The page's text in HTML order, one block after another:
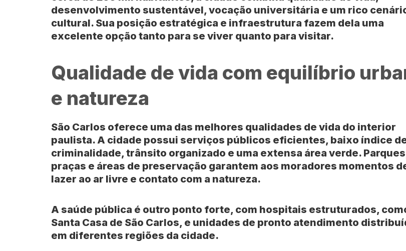
desenvolvimento sustentável, vocação universitária e um rico
cultural. Sua posição estratégica e infraestrutura fazem dela uma
excelente opção tanto para se viver quanto para visitar.
Qualidade de vida com equilíbrio
e natureza
São Carlos oferece uma das melhores qualidades de vida do interior
paulista. A cidade possui serviços públicos eficientes, baixo índice
criminalidade, trânsito organizado e uma extensa área verde.
praças e áreas de preservação garantem aos moradores momentos
lazer ao ar livre e contato com a natureza.
A saúde pública é outro ponto forte, com hospitais estruturados,
Santa Casa de São Carlos, e unidades de pronto atendimento
em diferentes regiões da cidade.